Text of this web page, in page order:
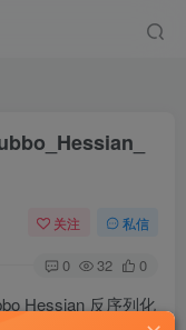
关注 私信
0 32 0
Hessian 反序列化